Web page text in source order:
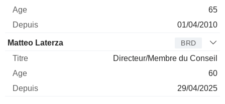
65
01/04/2010
Matteo Laterza BRD
Directeur/Membre du Conseil
60
29/04/2025